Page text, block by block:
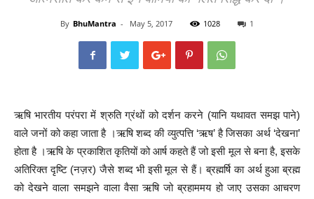
By BhuMantra - May 5, 2017 1028 1
ऋषि भारतीय परंपरा में श्रुति ग्रंथों को दर्शन करने (यानि यथावत समझ पाने)
वाले जनों को कहा जाता है ।ऋषि शब्द की व्युत्पत्ति ‘ऋष’ है जिसका अर्थ ‘देखना’
होता है ।ऋषि के प्रकाशित कृतियों को आर्ष कहते हैं जो इसी मूल से बना है, इसके
अतिरिक्त दृष्टि (नज़र) जैसे शब्द भी इसी मूल से हैं। ब्रह्मर्षि का अर्थ हुआ ब्रह्म
को देखने वाला समझने वाला वैसा ऋषि जो ब्रहाममय हो जाए उसका आचरण